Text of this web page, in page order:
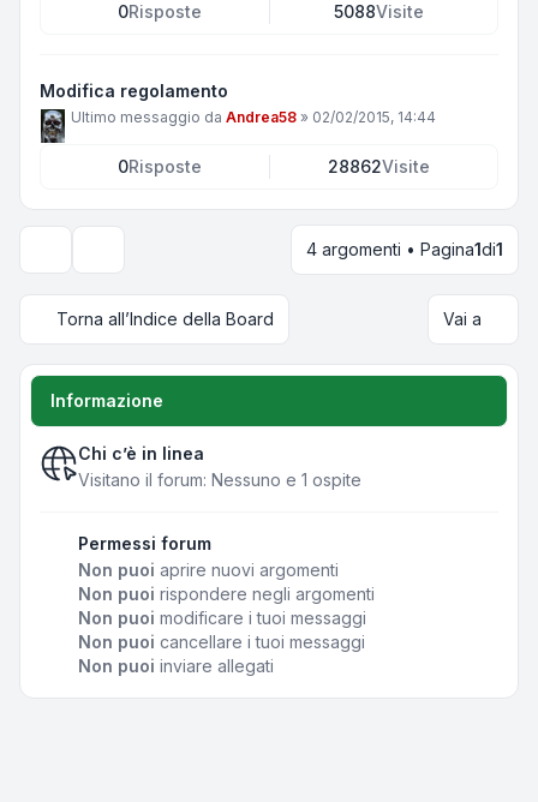
0Risposte 5088Visite
Modifica regolamento
Ultimo messaggio da Andrea58 » 02/02/2015, 14:44
0Risposte 28862Visite
Opzioni di visualizzazione e ordinamento
4 argomenti • Pagina1di1
Torna all’Indice della Board Vai a
Informazione
Chi c’è in linea
Visitano il forum: Nessuno e 1 ospite
Permessi forum
Non puoi aprire nuovi argomenti
Non puoi rispondere negli argomenti
Non puoi modificare i tuoi messaggi
Non puoi cancellare i tuoi messaggi
Non puoi inviare allegati